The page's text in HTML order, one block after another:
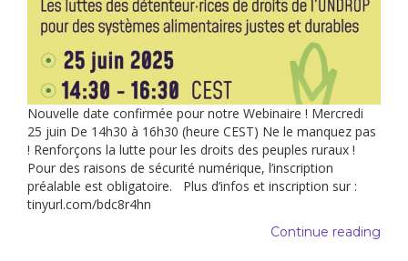
Nouvelle date confirmée pour notre Webinaire ! Mercredi
25 juin De 14h30 à 16h30 (heure CEST) Ne le manquez pas
! Renforçons la lutte pour les droits des peuples ruraux !
Pour des raisons de sécurité numérique, l’inscription
préalable est obligatoire. Plus d’infos et inscription sur :
tinyurl.com/bdc8r4hn
Continue reading